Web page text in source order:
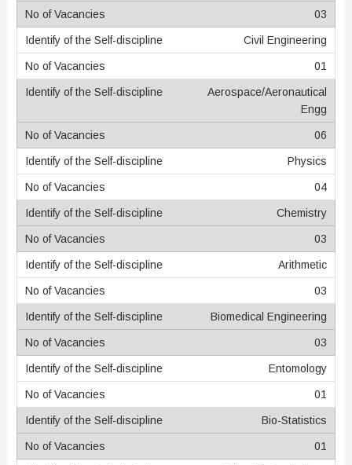
03
Civil Engineering
01
Aerospace/Aeronautical
Engg
06
Physics
04
Chemistry
03
Arithmetic
03
Biomedical Engineering
03
Entomology
01
Bio-Statistics
01